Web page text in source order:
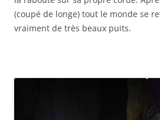
(coupé de longe) tout le monde se
vraiment de très beaux puits.